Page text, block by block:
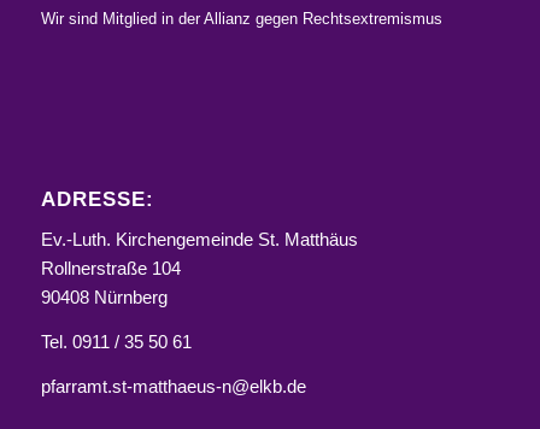
Wir sind Mitglied in der Allianz gegen Rechtsextremismus
ADRESSE:
Ev.-Luth. Kirchengemeinde St. Matthäus
Rollnerstraße 104
90408 Nürnberg
Tel. 0911 / 35 50 61
pfarramt.st-matthaeus-n@elkb.de